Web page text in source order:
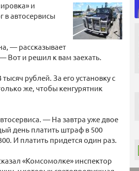
и
в автосервисы
— рассказывает
Вот и решил к вам заехать.
рублей. За его установку с
же, чтобы кенгурятник
— На завтра уже двое
день платить штраф в 500
И платить придется один раз.
«Комсомолке» инспектор